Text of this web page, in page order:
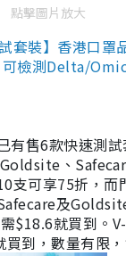
點擊圖片放大
套裝】香港口罩
檢測Delta/
有售6款快速測
、
支可享75折，而
及
$18.6就買到。
到，數量有限